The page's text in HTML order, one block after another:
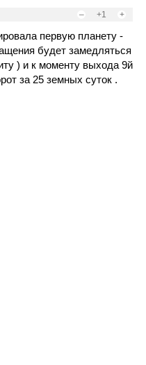
– +1 +
первую планету -
будет замедляться
) и к моменту выхода 9й
за 25 земных суток .